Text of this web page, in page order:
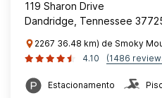
119 Sharon Drive
Dandridge, Tennessee
2267 36.48 km) de Smoky
4.10
(1486
Estacionamento